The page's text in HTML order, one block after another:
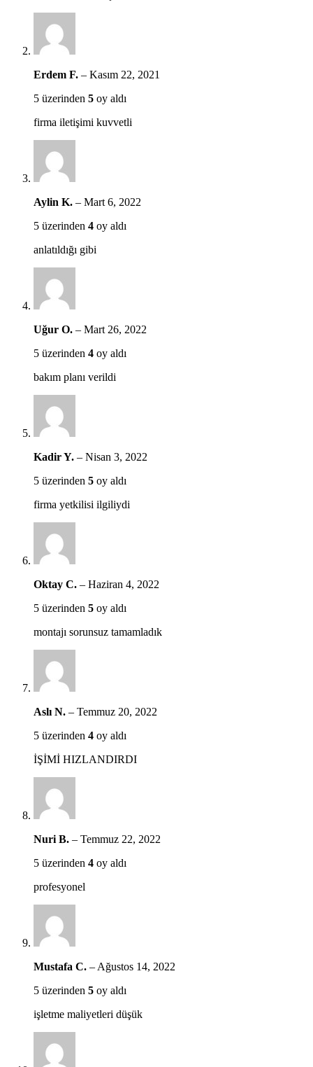
Erdem F. – Kasım 22, 2021
5 üzerinden 5 oy aldı
firma iletişimi kuvvetli
Aylin K. – Mart 6, 2022
5 üzerinden 4 oy aldı
anlatıldığı gibi
Uğur O. – Mart 26, 2022
5 üzerinden 4 oy aldı
bakım planı verildi
Kadir Y. – Nisan 3, 2022
5 üzerinden 5 oy aldı
firma yetkilisi ilgiliydi
Oktay C. – Haziran 4, 2022
5 üzerinden 5 oy aldı
montajı sorunsuz tamamladık
Aslı N. – Temmuz 20, 2022
5 üzerinden 4 oy aldı
İŞİMİ HIZLANDIRDI
Nuri B. – Temmuz 22, 2022
5 üzerinden 4 oy aldı
profesyonel
Mustafa C. – Ağustos 14, 2022
5 üzerinden 5 oy aldı
işletme maliyetleri düşük